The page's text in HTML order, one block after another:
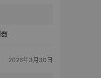
2026年3月30日